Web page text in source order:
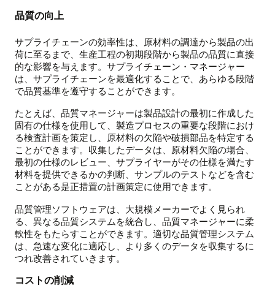
品質の向上
サプライチェーンの効率性は、原材料の調達から製品の出
荷に至るまで、生産工程の初期段階から製品の品質に直接
的な影響を与えます。サプライチェーン・マネージャー
は、サプライチェーンを最適化することで、あらゆる段階
で品質基準を遵守することができます。
たとえば、品質マネージャーは製品設計の最初に作成した
固有の仕様を使用して、製造プロセスの重要な段階におけ
る検査計画を策定し、原材料の欠陥や破損部品を特定する
ことができます。収集したデータは、原材料欠陥の場合、
最初の仕様のレビュー、サプライヤーがその仕様を満たす
材料を提供できるかの判断、サンプルのテストなどを含む
ことがある是正措置の計画策定に使用できます。
品質管理ソフトウェアは、大規模メーカーでよく見られ
る、異なる品質システムを統合し、品質マネージャーに柔
軟性をもたらすことができます。適切な品質管理システム
は、急速な変化に適応し、より多くのデータを収集するに
つれ改善されていきます。
コストの削減